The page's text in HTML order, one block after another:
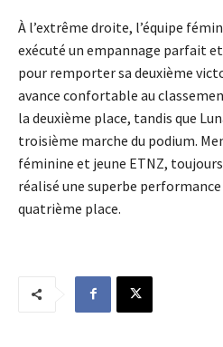
À l’extrême droite, l’équipe
exécuté un empannage parfait
pour remporter sa deuxième
avance confortable au
la deuxième place, tandis que
troisième marche du podium.
féminine et jeune ETNZ,
réalisé une superbe
quatrième place.